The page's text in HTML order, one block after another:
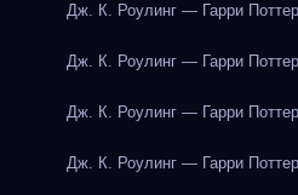
Дж. К. Роулинг — Гарри
Дж. К. Роулинг — Гарри
Дж. К. Роулинг — Гарри
Дж. К. Роулинг — Гарри